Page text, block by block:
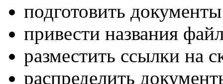
подготовить
привести названия
разместить ссылки на
распределить